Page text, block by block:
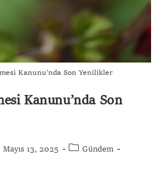
Kanunu’nda Son Yenilikler
Kanunu’nda Son
Mayıs 13, 2025
Gündem